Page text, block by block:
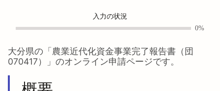
入力の状況
0%
大分県の「 農業近代化資金事業完了報告書（団
070417）
」のオンライン申請ページです。